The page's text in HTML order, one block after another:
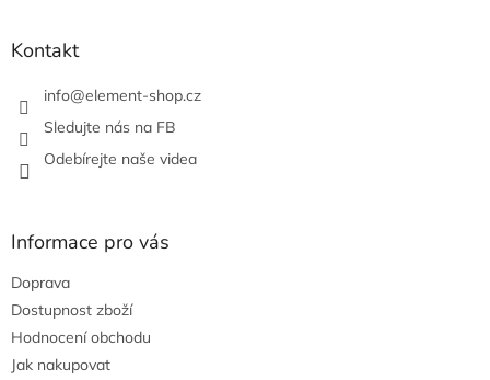
Kontakt
info@element-shop.cz
Sledujte nás na FB
Odebírejte naše videa
Informace pro vás
Doprava
Dostupnost zboží
Hodnocení obchodu
Jak nakupovat